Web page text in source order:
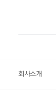
회사소개